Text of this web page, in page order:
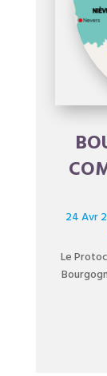
24 Avr
Le